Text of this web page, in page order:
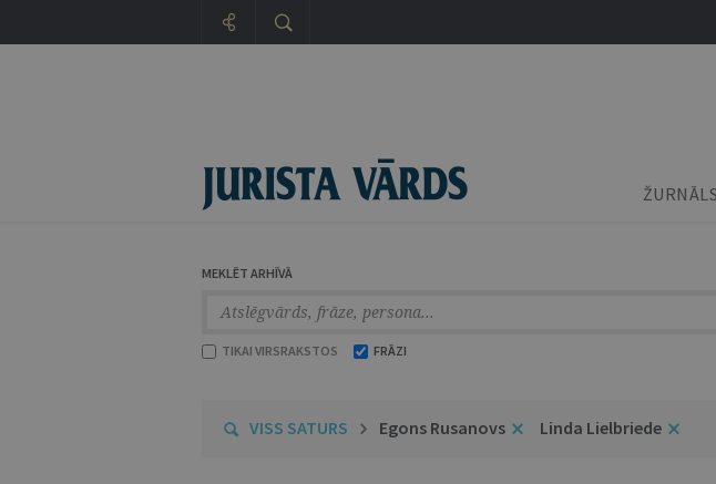
ŽURNĀLS
MEKLĒT ARHĪVĀ
TIKAI VIRSRAKSTOS FRĀZI
VISS SATURS Egons Rusanovs Linda Lielbriede